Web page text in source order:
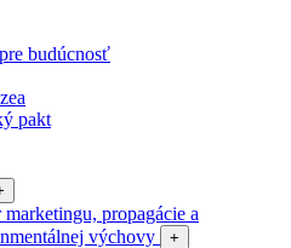
budúcnosť
pakt
propagácie a
výchovy
+